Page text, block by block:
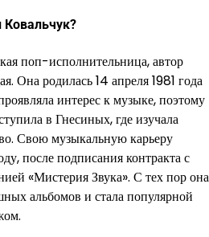
поп-исполнительница, автор
Она родилась 14 апреля 1981 года
интерес к музыке, поэтому
в Гнесиных, где изучала
Свою музыкальную карьеру
после подписания контракта с
«Мистерия Звука». С тех пор она
альбомов и стала популярной